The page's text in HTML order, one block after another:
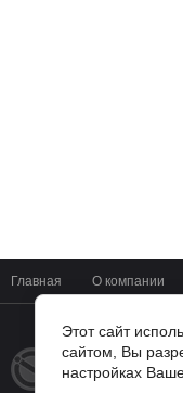
Главная О компании
© 2014 - 2026
Мир Цифровых
Этот сайт
сайтом, Вы
настройках